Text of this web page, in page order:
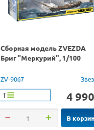
Сборная модель ZVEZDA
Бриг "Меркурий", 1/100
ZV-9067
Т 4 990
В